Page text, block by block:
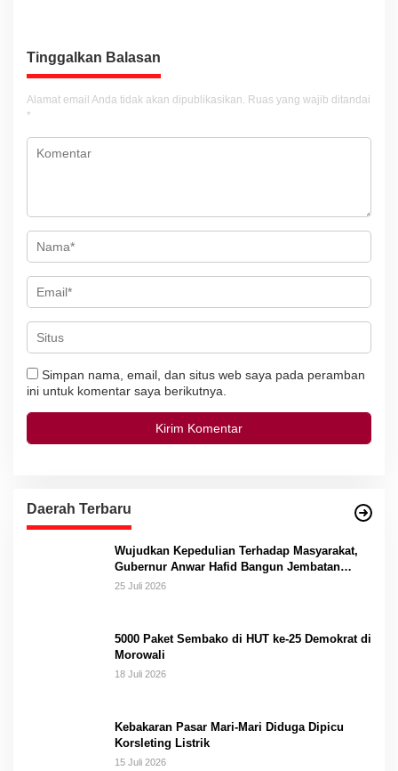
a
s
i
o
Tinggalkan Balasan
Alamat email Anda tidak akan dipublikasikan. Ruas yang wajib ditandai
*
Simpan nama, email, dan situs web saya pada peramban
ini untuk komentar saya berikutnya.
Daerah Terbaru
Wujudkan Kepedulian Terhadap Masyarakat,
Gubernur Anwar Hafid Bangun Jembatan
Gantung Masungkang dengan Dana Pribadi
25 Juli 2026
5000 Paket Sembako di HUT ke-25 Demokrat di
Morowali
18 Juli 2026
Kebakaran Pasar Mari-Mari Diduga Dipicu
Korsleting Listrik
15 Juli 2026